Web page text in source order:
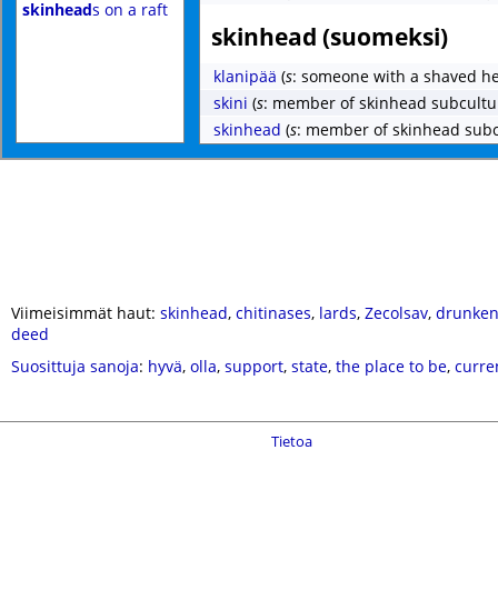
skinheads on a raft
skinhead (suomeksi)
klanipää (s: someone with a shaved
skini (s: member of skinhead
skinhead (s: member of skinhead
Viimeisimmät haut: skinhead, chitinases, lards, Zecolsav,
deed
Suosittuja sanoja: hyvä, olla, support, state, the place to be,
Tietoa